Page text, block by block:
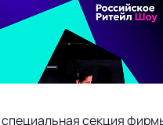
секция